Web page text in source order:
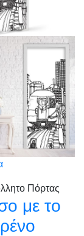
Πόρτας
με το